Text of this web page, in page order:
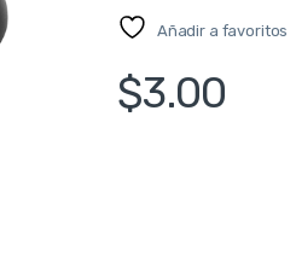
Añadir a favoritos
$3.00